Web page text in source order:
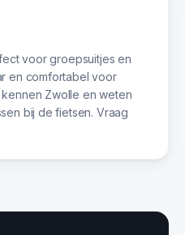
voor groepsuitjes en
en comfortabel voor
Zwolle en weten
bij de fietsen. Vraag